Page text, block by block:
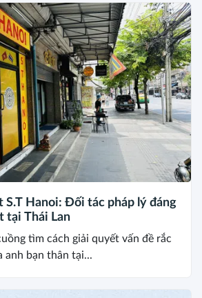
S.T Hanoi: Đối tác pháp lý đáng
tại Thái Lan
tìm cách giải quyết vấn đề rắc
anh bạn thân tại...